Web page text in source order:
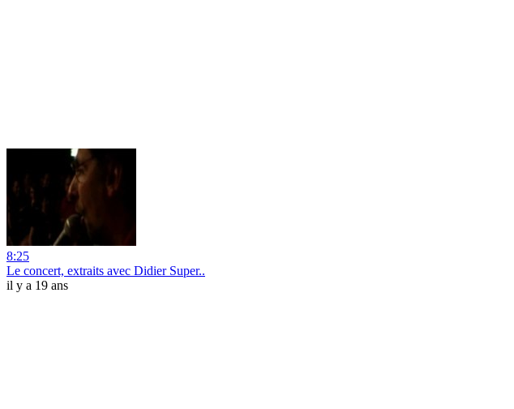
8:25
Le concert, extraits avec Didier Super..
il y a 19 ans